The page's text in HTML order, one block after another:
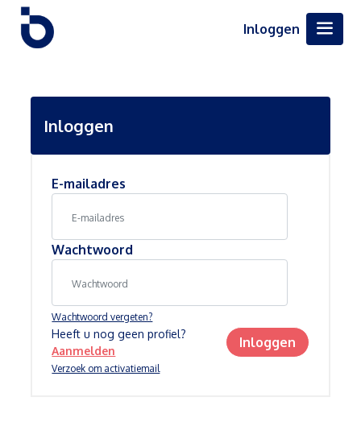
Inloggen
Inloggen
E-mailadres
Wachtwoord
Wachtwoord vergeten?
Verzoek om activatiemail
Heeft u nog geen profiel?
Aanmelden
Inloggen